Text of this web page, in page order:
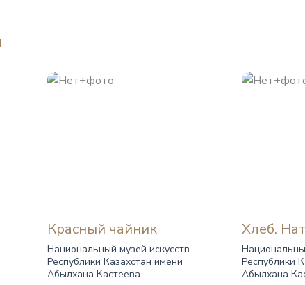
Красный чайник
Национальный музей искусств
Республики Казахстан имени
Абылхана Кастеева
Хлеб.
Республики
Абылхана